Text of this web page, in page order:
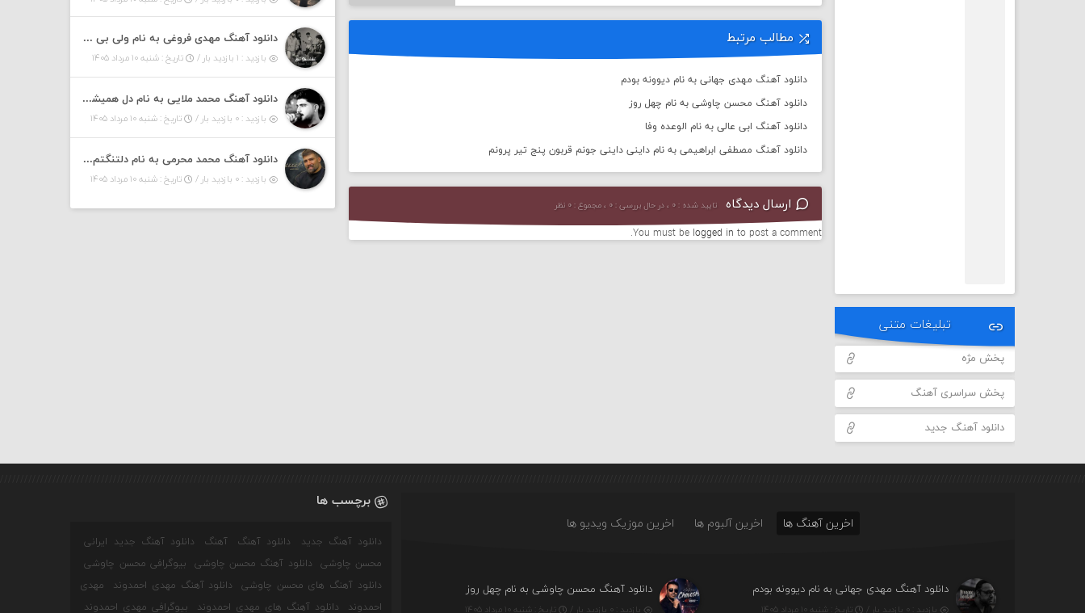
مطالب مرتبط
دانلود آهنگ مهدی جهانی به نام دیوونه بودم
دانلود آهنگ محسن چاوشی به نام چهل روز
دانلود آهنگ ابی عالی به نام الوعده وفا
دانلود آهنگ مصطفی ابراهیمی به نام داینی داینی جونم قربون پنج تیر پرونم
ارسال دیدگاه تایید شده : ۰ ، در حال بررسی : ۰ ، مجموع : ۰ نظر
You must be logged in to post a comment.
تبلیغات متنی
پخش مژه
پخش سراسری آهنگ
دانلود آهنگ جدید
دانلود آهنگ مهدی فروغی به نام ولی بی شوخی مراقب من باش
بازدید : ۱ بازدید بار / تاریخ : شنبه ۱۰ مرداد ۱۴۰۵
دانلود آهنگ محمد ملایی به نام دل همیشه تنگته ممد کله ونگته
بازدید : ۰ بازدید بار / تاریخ : شنبه ۱۰ مرداد ۱۴۰۵
دانلود آهنگ محمد محرمی به نام دلتنگتم خیلی لیلی لیلی لیلی تو که نباشی پیش من به زندگی میلی
بازدید : ۰ بازدید بار / تاریخ : شنبه ۱۰ مرداد ۱۴۰۵
اخرین آهنگ ها اخرین آلبوم ها اخرین موزیک ویدیو ها
دانلود آهنگ مهدی جهانی به نام دیوونه بودم
بازدید : ۰ بازدید بار / تاریخ : شنبه ۱۰ مرداد ۱۴۰۵
دانلود آهنگ محسن چاوشی به نام چهل روز
بازدید : ۰ بازدید بار / تاریخ : شنبه ۱۰ مرداد ۱۴۰۵
برچسب ها
دانلود آهنگ جدید دانلود آهنگ آهنگ
دانلود آهنگ جدید ایرانی
محسن چاوشی
دانلود آهنگ محسن چاوشی
بیوگرافی محسن چاوشی
دانلود آهنگ های محسن چاوشی
دانلود آهنگ مهدی احمدوند
مهدی
احمدوند
دانلود آهنگ های مهدی احمدوند بیوگرافی مهدی احمدوند